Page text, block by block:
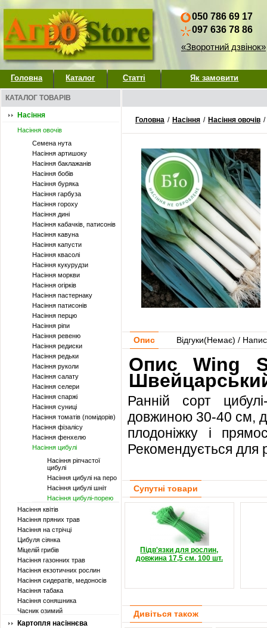
050 786 69 17
097 636 78 86
«Зворотний дзвінок»
Головна Каталог Статті Як замовити
КАТАЛОГ ТОВАРІВ
Насіння
Насіння овочів
Семена нута
Насіння артишоку
Насіння баклажанів
Насіння бобів
Насіння буряка
Насіння гарбуза
Насіння гороху
Насіння дині
Насіння кабачків, патисонів
Насіння кавуна
Насіння капусти
Насіння квасолі
Насіння кукурудзи
Насіння моркви
Насіння огірків
Насіння пастернаку
Насіння патисонів
Насіння перцю
Насіння ріпи
Насіння ревеню
Насіння редиски
Насіння редьки
Насіння руколи
Насіння салату
Насіння селери
Насіння спаржі
Насіння суниці
Насіння томатів (помідорів)
Насіння фізалісу
Насіння фенхелю
Насіння цибулі
Насіння ріпчастої
цибулі
Насіння цибулі на перо
Насіння цибулі шніт
Насіння цибулі-порею
Насіння квітів
Насіння пряних трав
Насіння на стрічці
Цибуля сіянка
Міцелій грибів
Насіння газонних трав
Насіння екзотичних рослин
Насіння сидератів, медоносів
Насіння табака
Насіння соняшника
Часник озимий
Картопля насіннєва
Головна / Насіння / Насіння овочів /
Опис Відгуки(Немає) /
Опис Wing
Ранній сорт
довжиною 30-40 см,
плодоніжку і
Рекомендується для
Супутні товари
Підв'язки для рослин,
довжина 17,5 см. 100 шт.
Дивіться також